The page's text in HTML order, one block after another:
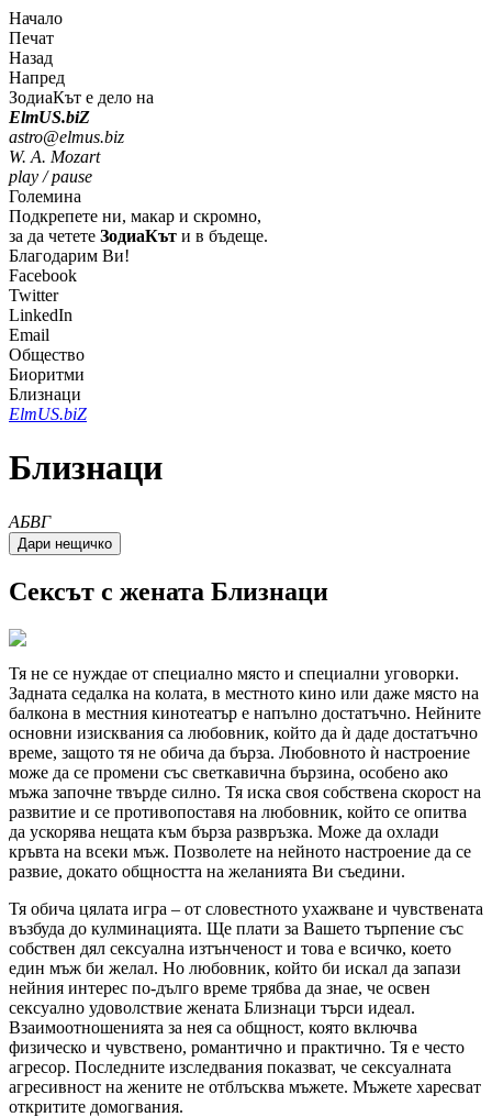
Начало
Печат
Назад
Напред
ЗодиаКът е дело на
ElmUS.biZ
astro@elmus.biz
W. A. Mozart
play / pause
Големина
Подкрепете ни, макар и скромно,
за да четете ЗодиаКът и в бъдеще.
Благодарим Ви!
Facebook
Twitter
LinkedIn
Email
Общество
Биоритми
Близнаци
ElmUS.biZ
Близнаци
AБВГ
Сексът с жената Близнаци
Тя не се нуждае от специално място и специални уговорки.
Задната седалка на колата, в местното кино или даже място на
балкона в местния кинотеатър е напълно достатъчно. Нейните
основни изисквания са любовник, който да ѝ даде достатъчно
време, защото тя не обича да бърза. Любовното ѝ настроение
може да се промени със светкавична бързина, особено ако
мъжа започне твърде силно. Тя иска своя собствена скорост на
развитие и се противопоставя на любовник, който се опитва
да ускорява нещата към бърза развръзка. Може да охлади
кръвта на всеки мъж. Позволете на нейното настроение да се
развие, докато общността на желанията Ви съедини.
Тя обича цялата игра – от словестното ухажване и чувствената
възбуда до кулминацията. Ще плати за Вашето търпение със
собствен дял сексуална изтънченост и това е всичко, което
един мъж би желал. Но любовник, който би искал да запази
нейния интерес по-дълго време трябва да знае, че освен
сексуално удоволствие жената Близнаци търси идеал.
Взаимоотношенията за нея са общност, която включва
физическо и чувствено, романтично и практично. Тя е често
агресор. Последните изследвания показват, че сексуалната
агресивност на жените не отблъсква мъжете. Мъжете харесват
откритите домогвания.